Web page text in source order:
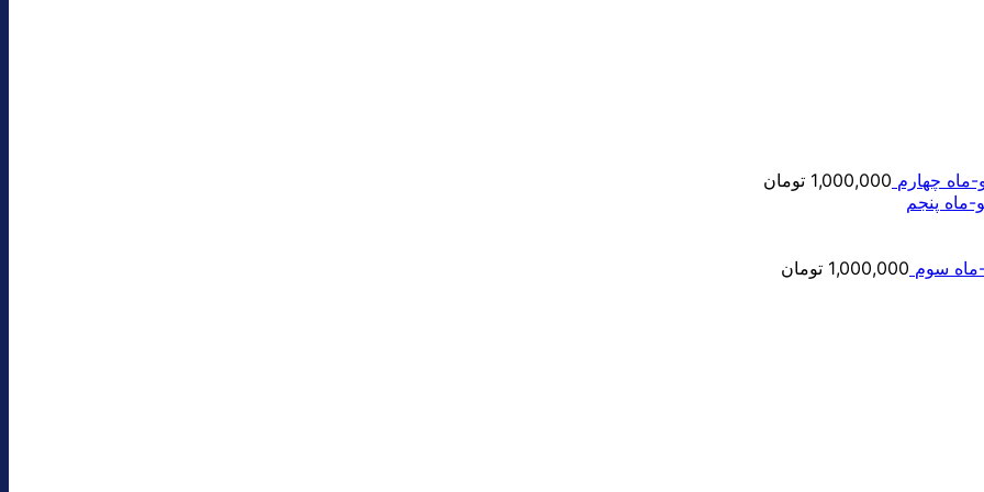
ماه چهارم 1,000,000 تومان
ماه پنجم
ماه سوم 1,000,000 تومان